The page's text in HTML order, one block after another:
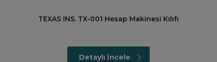
TEXAS INS. TX-001 Hesap Makinesi Kılıfı
Detaylı İncele